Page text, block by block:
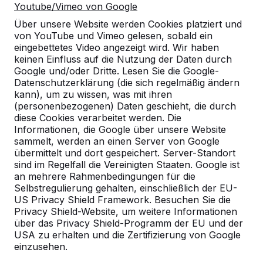
Youtube/Vimeo von Google
Über unsere Website werden Cookies platziert und
von YouTube und Vimeo gelesen, sobald ein
eingebettetes Video angezeigt wird. Wir haben
keinen Einfluss auf die Nutzung der Daten durch
Google und/oder Dritte. Lesen Sie die Google-
Datenschutzerklärung (die sich regelmäßig ändern
kann), um zu wissen, was mit ihren
(personenbezogenen) Daten geschieht, die durch
diese Cookies verarbeitet werden. Die
Informationen, die Google über unsere Website
sammelt, werden an einen Server von Google
übermittelt und dort gespeichert. Server-Standort
sind im Regelfall die Vereinigten Staaten. Google ist
an mehrere Rahmenbedingungen für die
Selbstregulierung gehalten, einschließlich der EU-
US Privacy Shield Framework. Besuchen Sie die
Privacy Shield-Website, um weitere Informationen
über das Privacy Shield-Programm der EU und der
USA zu erhalten und die Zertifizierung von Google
einzusehen.
Alles anzeigen
Kategorie
Alles anzeigen
Ort oder Postleitzahl suchen
Zie ook
Essern